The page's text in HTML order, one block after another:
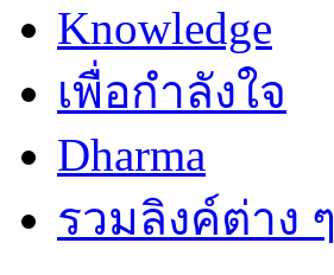
Knowledge
เพื่อกำลังใจ
Dharma
รวมลิงค์ต่าง ๆ